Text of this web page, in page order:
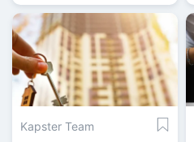
Какой максимальный
возраст участников этих
программ?
Kapster Team